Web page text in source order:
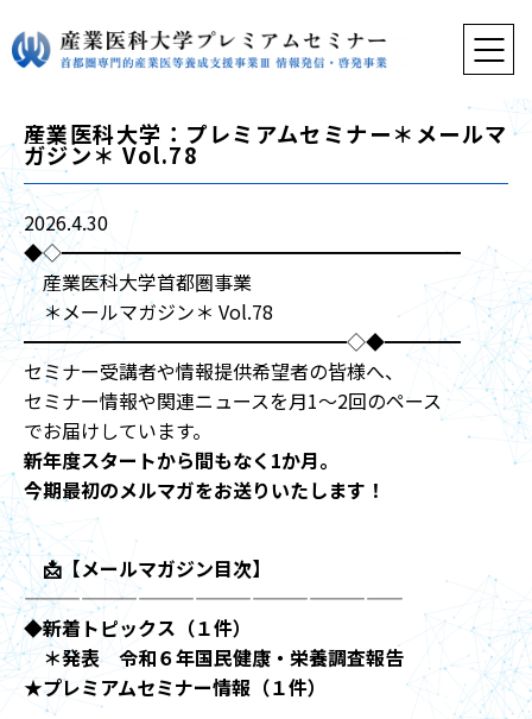
産業医科大学：プレミアムセミナー＊メールマ
ガジン＊ Vol.78
2026.4.30
◆◇━━━━━━━━━━━━━━━━━━━━━
産業医科大学首都圏事業
＊メールマガジン＊ Vol.78
━━━━━━━━━━━━━━━━━◇◆━━━━
セミナー受講者や情報提供希望者の皆様へ、
セミナー情報や関連ニュースを月1〜2回のペース
でお届けしています。
新年度スタートから間もなく1か月。
今期最初のメルマガをお送りいたします！
📩【メールマガジン目次】
————————————————————
◆新着トピックス（１件）
＊発表 令和６年国民健康・栄養調査報告
★プレミアムセミナー情報（１件）